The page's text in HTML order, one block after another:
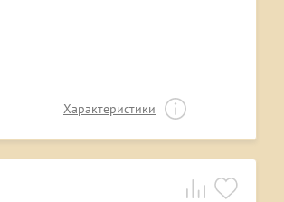
Характеристики